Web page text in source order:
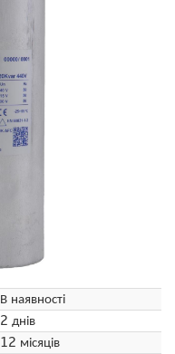
В наявності
2 днів
12 місяців